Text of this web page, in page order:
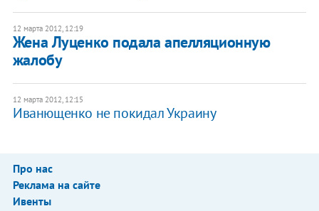
12 марта 2012, 12:19
Жена Луценко подала апелляционную
жалобу
12 марта 2012, 12:15
Иванющенко не покидал Украину
Про нас
Реклама на сайте
Ивенты